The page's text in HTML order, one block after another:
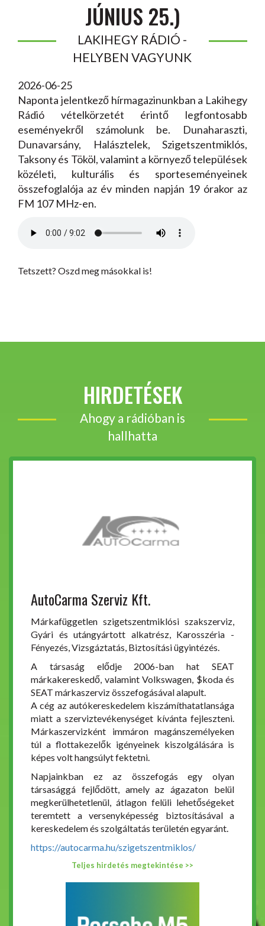
JÚNIUS 25.)
LAKIHEGY RÁDIÓ -
HELYBEN VAGYUNK
2026-06-25
Naponta jelentkező hírmagazinunkban a Lakihegy
Rádió vételkörzetét érintő legfontosabb
eseményekről számolunk be. Dunaharaszti,
Dunavarsány, Halásztelek, Szigetszentmiklós,
Taksony és Tököl, valamint a környező települések
közéleti, kulturális és sporteseményeinek
összefoglalója az év minden napján 19 órakor az
FM 107 MHz-en.
Tetszett? Oszd meg másokkal is!
HIRDETÉSEK
Ahogy a rádióban is
hallhatta
AutoCarma Szerviz Kft.
Márkafüggetlen szigetszentmiklósi szakszerviz,
Gyári és utángyártott alkatrész, Karosszéria -
Fényezés, Vizsgáztatás, Biztosítási ügyintézés.
A társaság elődje 2006-ban hat SEAT
márkakereskedő, valamint Volkswagen, $koda és
SEAT márkaszerviz összefogásával alapult.
A cég az autókereskedelem kiszámíthatatlansága
miatt a szerviztevékenységet kívánta fejleszteni.
Márkaszervizként immáron magánszemélyeken
túl a flottakezelők igényeinek kiszolgálására is
képes volt hangsúlyt fektetni.
Napjainkban ez az összefogás egy olyan
társasággá fejlődött, amely az ágazaton belül
megkerülhetetlenül, átlagon felüli lehetőségeket
teremtett a versenyképesség biztosításával a
kereskedelem és szolgáltatás területén egyaránt.
https://autocarma.hu/szigetszentmiklos/
Teljes hirdetés megtekintése >>